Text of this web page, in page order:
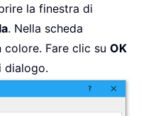
la finestra di
. Nella scheda
colore. Fare clic su OK
dialogo.